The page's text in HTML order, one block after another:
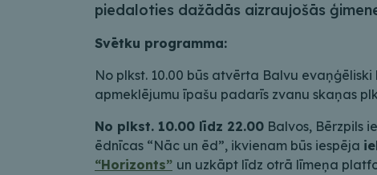
piedaloties dažādās aizraujošās
Svētku programma:
No plkst. 10.00 būs atvērta Balvu
apmeklējumu īpašu padarīs zvanu skaņas
No plkst. 10.00 līdz 22.00 Balvos, Bērzpils
ēdnīcas “Nāc un ēd”, ikvienam būs iespēja
“Horizonts” un uzkāpt līdz otrā līmeņa